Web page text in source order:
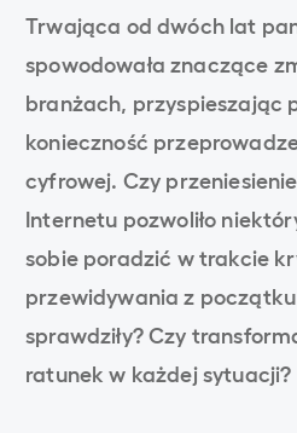
Trwająca od dwóch lat
spowodowała znaczące
branżach, przyspieszając
konieczność
cyfrowej. Czy
Internetu pozwoliło
sobie poradzić w trakcie
przewidywania z
sprawdziły? Czy
ratunek w każdej sytuacji?